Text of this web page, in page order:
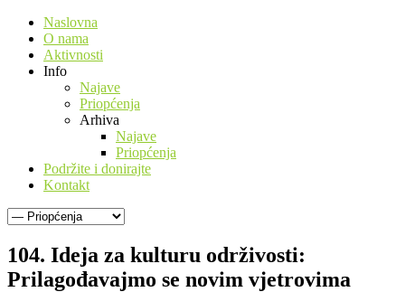
Naslovna
O nama
Aktivnosti
Info
Najave
Priopćenja
Arhiva
Najave
Priopćenja
Podržite i donirajte
Kontakt
104. Ideja za kulturu održivosti:
Prilagođavajmo se novim vjetrovima